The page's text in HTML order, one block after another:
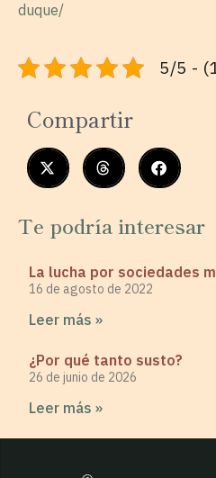
duque/
5/5 -
Compartir
Te podría interesar
La lucha por sociedades
16 de agosto de 2022
Leer más »
¿Por qué tanto susto?
26 de junio de 2026
Leer más »